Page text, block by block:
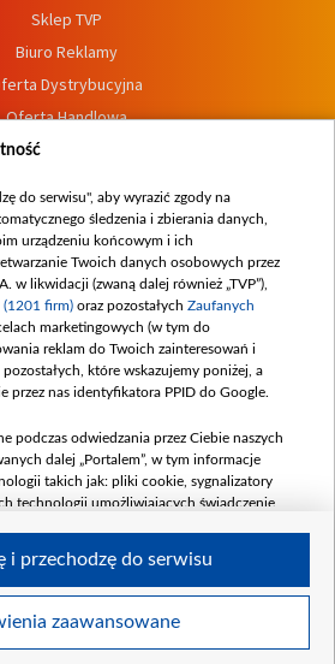
Sklep TVP
Biuro Reklamy
Dystrybucyjna
Oferta Handlowa
Dostępność
zgłoszeń wewnętrznych
Polska S. A. w likwidacji
do serwisu", aby wyrazić zgody na
śledzenia i zbierania danych,
urządzeniu końcowym i ich
Twoich danych osobowych przez
w likwidacji (zwaną dalej również „TVP”),
(1201 firm) oraz pozostałych Zaufanych
celach marketingowych (w tym do
reklam do Twoich zainteresowań i
które wskazujemy poniżej, a
przez nas identyfikatora PPID do Google.
podczas odwiedzania przez Ciebie naszych
dalej „Portalem”, w tym informacje
takich jak: pliki cookie, sygnalizatory
technologii umożliwiających świadczenie
podczas odwiedzania przez Ciebie
zaawansowane
i przechodzę do serwisu